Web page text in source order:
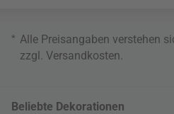
* Alle Preisangaben verstehen
zzgl. Versandkosten
Beliebte Dekorationen